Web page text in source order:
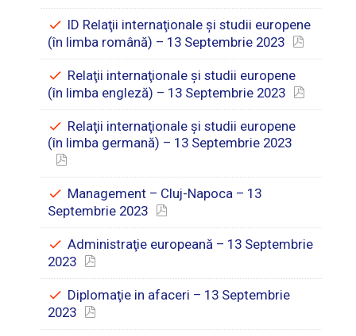
ID Relaţii internaţionale şi studii europene
(în limba română) – 13 Septembrie 2023
Relaţii internaţionale şi studii europene
(în limba engleză) – 13 Septembrie 2023
Relaţii internaţionale şi studii europene
(în limba germană) – 13 Septembrie 2023
Management – Cluj-Napoca – 13
Septembrie 2023
Administraţie europeană – 13 Septembrie
2023
Diplomaţie in afaceri – 13 Septembrie
2023